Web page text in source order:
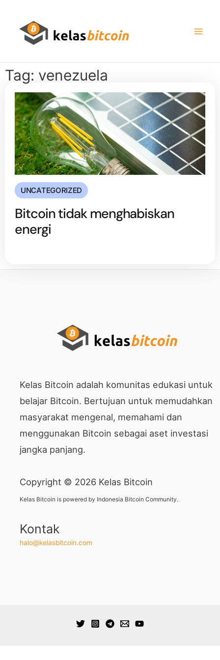
Tag: venezuela
UNCATEGORIZED
Bitcoin tidak menghabiskan
energi
Kelas Bitcoin adalah komunitas edukasi untuk
belajar Bitcoin. Bertujuan untuk memudahkan
masyarakat mengenal, memahami dan
menggunakan Bitcoin sebagai aset investasi
jangka panjang.
Copyright © 2026 Kelas Bitcoin
Kelas Bitcoin is powered by Indonesia Bitcoin Community.
Kontak
halo@kelasbitcoin.com